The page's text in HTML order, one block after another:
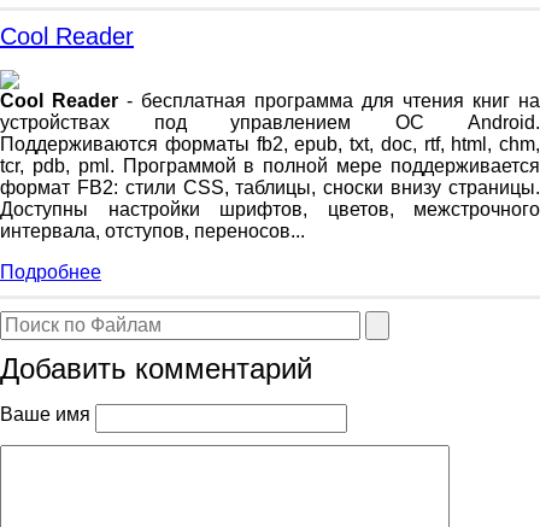
Cool Reader
Cool Reader - бесплатная программа для чтения книг на
устройствах под управлением ОС Android.
Поддерживаются форматы fb2, epub, txt, doc, rtf, html, chm,
tcr, pdb, pml. Программой в полной мере поддерживается
формат FB2: стили CSS, таблицы, сноски внизу страницы.
Доступны настройки шрифтов, цветов, межстрочного
интервала, отступов, переносов...
Подробнее
Добавить комментарий
Ваше имя